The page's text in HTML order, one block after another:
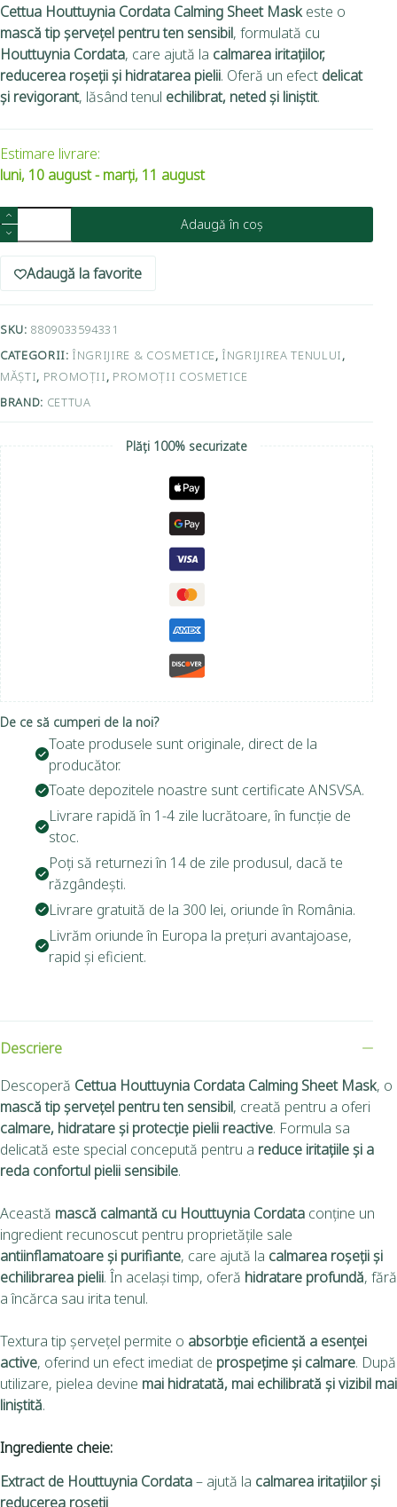
Cettua Houttuynia Cordata Calming Sheet Maskeste o
mască tip șervețel pentru ten sensibil, formulată cu
Houttuynia Cordata, care ajută la calmarea iritațiilor,
reducerea roșeții și hidratarea pielii. Oferă un efect delicat
și revigorant, lăsând tenul echilibrat, neted și liniștit.
Estimare livrare:
luni, 10 august - marți, 11 august
Adaugă în coș
Adaugă la favorite
SKU: 8809033594331
CATEGORII: ÎNGRIJIRE & COSMETICE, ÎNGRIJIREA TENULUI,
MĂȘTI, PROMOȚII, PROMOȚII COSMETICE
BRAND: CETTUA
Plăți 100% securizate
De ce să cumperi de la noi?
Toate produsele sunt originale, direct de la
producător.
Toate depozitele noastre sunt certificate ANSVSA.
Livrare rapidă în 1-4 zile lucrătoare, în funcție de
stoc.
Poți să returnezi în 14 de zile produsul, dacă te
răzgândești.
Livrare gratuită de la 300 lei, oriunde în România.
Livrăm oriunde în Europa la prețuri avantajoase,
rapid și eficient.
Descriere
Descoperă Cettua Houttuynia Cordata Calming Sheet Mask, o
mască tip șervețel pentru ten sensibil, creată pentru a oferi
calmare, hidratare și protecție pielii reactive. Formula sa
delicată este special concepută pentru a reduce iritațiile și a
reda confortul pielii sensibile.
Această mască calmantă cu Houttuynia Cordata conține un
ingredient recunoscut pentru proprietățile sale
antiinflamatoare și purifiante, care ajută la calmarea roșeții și
echilibrarea pielii. În același timp, oferă hidratare profundă, fără
a încărca sau irita tenul.
Textura tip șervețel permite o absorbție eficientă a esenței
active, oferind un efect imediat de prospețime și calmare. După
utilizare, pielea devine mai hidratată, mai echilibrată și vizibil mai
liniștită.
Ingrediente cheie:
Extract de Houttuynia Cordata– ajută la calmarea iritațiilor și
reducerea roșeții